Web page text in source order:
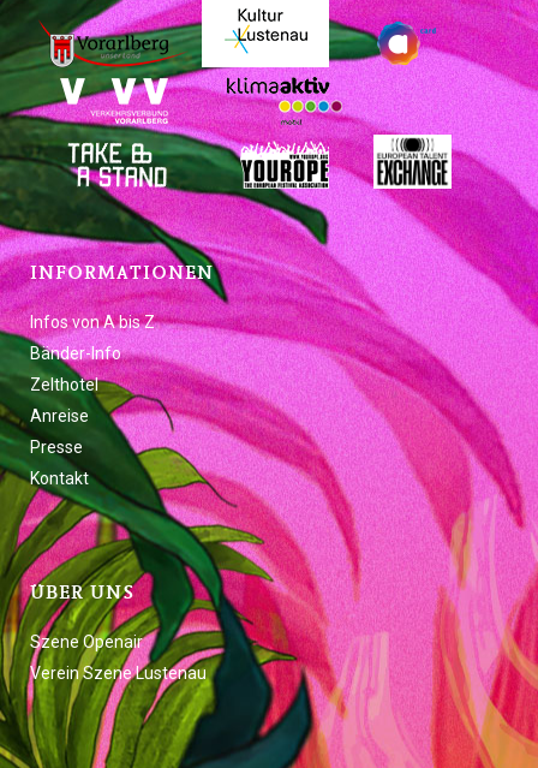
INFORMATIONEN
Infos von A bis Z
Bänder-Info
Zelthotel
Anreise
Presse
Kontakt
ÜBER UNS
Szene Openair
Verein Szene Lustenau